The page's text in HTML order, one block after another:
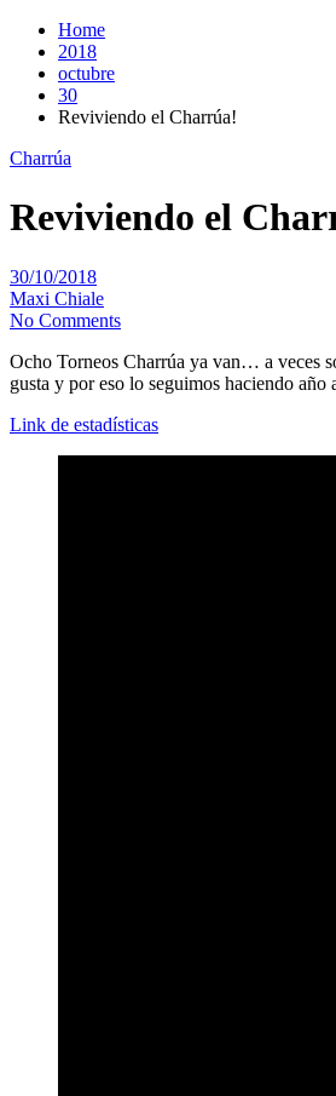
Home
2018
octubre
30
Reviviendo el Charrúa!
Charrúa
Reviviendo el
30/10/2018
Maxi Chiale
No Comments
Ocho Torneos Charrúa ya van… a veces
gusta y por eso lo seguimos haciendo
Link de estadísticas